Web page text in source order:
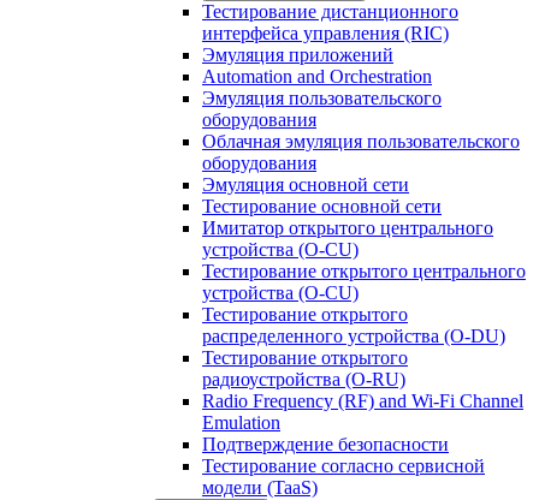
Тестирование дистанционного
интерфейса управления (RIC)
Эмуляция приложений
Automation and Orchestration
Эмуляция пользовательского
оборудования
Облачная эмуляция пользовательского
оборудования
Эмуляция основной сети
Тестирование основной сети
Имитатор открытого центрального
устройства (O-CU)
Тестирование открытого центрального
устройства (O-CU)
Тестирование открытого
распределенного устройства (O-DU)
Тестирование открытого
радиоустройства (O-RU)
Radio Frequency (RF) and Wi-Fi Channel
Emulation
Подтверждение безопасности
Тестирование согласно сервисной
модели (TaaS)